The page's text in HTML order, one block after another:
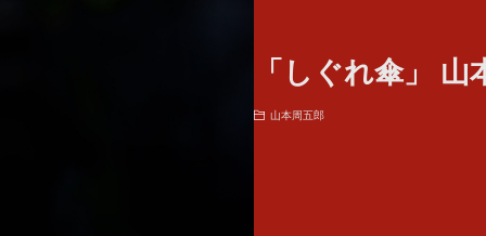
「しぐれ傘」 山
山本周五郎